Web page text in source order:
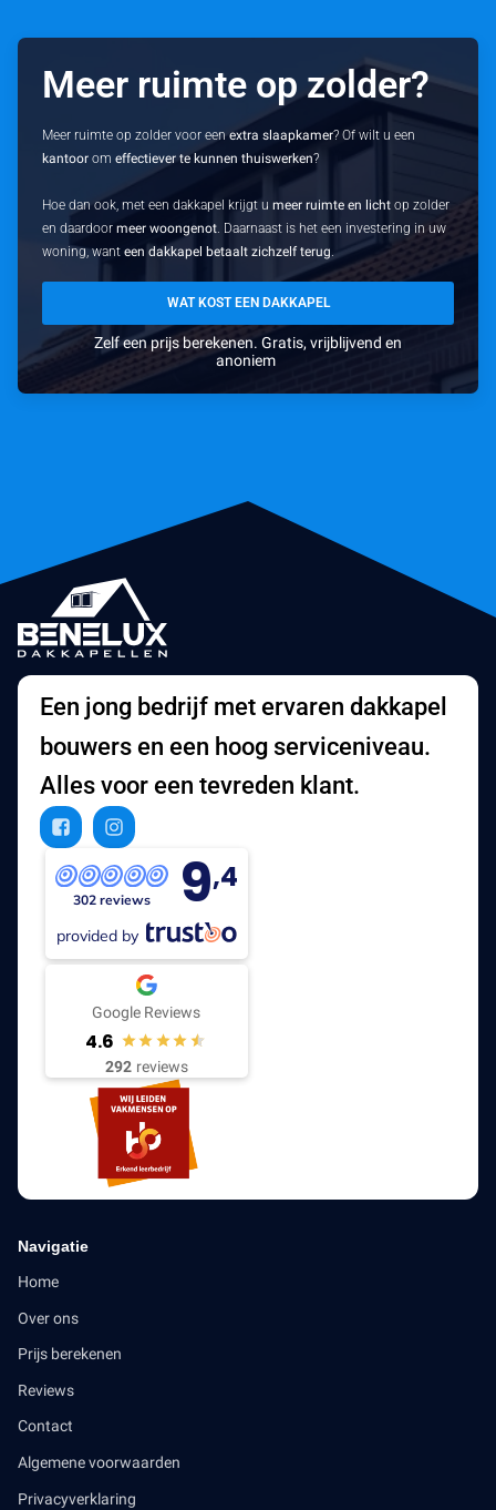
Meer ruimte op zolder?
Meer ruimte op zolder voor eenextra slaapkamer? Of wilt u een
kantoor omeffectiever te kunnen thuiswerken?
Hoe dan ook, met een dakkapel krijgt umeer ruimte en licht op zolder
en daardoormeer woongenot. Daarnaast is het een investering in uw
woning, wanteen dakkapel betaalt zichzelf terug.
WAT KOST EEN DAKKAPEL
Zelf een prijs berekenen. Gratis, vrijblijvend en
anoniem
Een jong bedrijf met ervaren dakkapel
bouwers en een hoog serviceniveau.
Alles voor een tevreden klant.
302 reviews 9,4
provided by
Google Reviews
4.6
292 reviews
Navigatie
Home
Over ons
Prijs berekenen
Reviews
Contact
Algemene voorwaarden
Privacyverklaring